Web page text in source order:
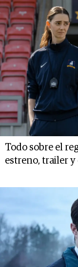
Todo sobre el
estreno, trailer y